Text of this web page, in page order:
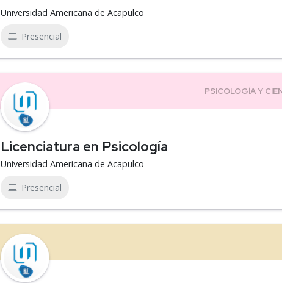
Universidad Americana de Acapulco
Presencial
Licenciatura en Psicología
Universidad Americana de Acapulco
Presencial